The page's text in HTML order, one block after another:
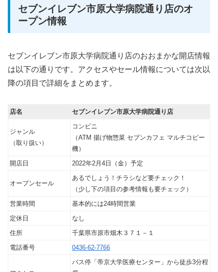
セブンイレブン市原大学病院通り店のオ
ープン情報
セブンイレブン市原大学病院通り店のおおまかな開店情報
は以下の通りです。アクセスやセール情報については次以
降の項目で詳細をまとめます。
店名 セブンイレブン市原大学病院通り店
ジャンル
（取り扱い）
コンビニ
（ATM 揚げ物惣菜 セブンカフェ マルチコピー
機）
開店日
2022年2月4日（金）予定
オープンセール
あるでしょう！チラシなど要チェック！
（少し下の項目の参考情報も要チェック）
営業時間
基本的には24時間営業
定休日
なし
住所
千葉県市原市畑木３７１－１
電話番号
0436-62-7766
バス停「帝京大学医療センター」から徒歩3分程